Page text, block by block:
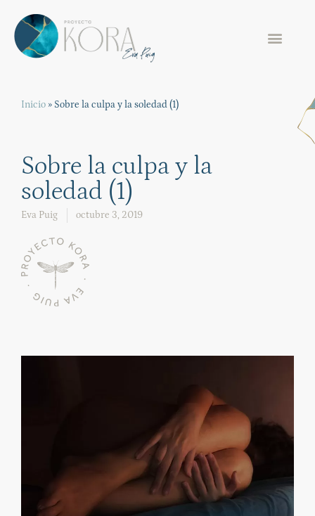
Inicio» Sobre la culpa y la soledad (1)
Sobre la culpa y la
soledad (1)
Eva Puig octubre 3, 2019